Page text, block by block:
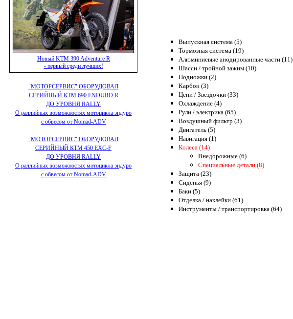
Новый KTM 390 Adventure R
- первый среди лучших!
"МОТОРСЕРВИС" ОБОРУДОВАЛ
СЕРИЙНЫЙ КТМ 690 ENDURO R
ДО УРОВНЯ RALLY
О раллийных возможностях мотоцикла эндуро
с обвесом от Nomad-ADV
"МОТОРСЕРВИС" ОБОРУДОВАЛ
СЕРИЙНЫЙ КТМ 450 EXC-F
ДО УРОВНЯ RALLY
О раллийных возможностях мотоцикла эндуро
с обвесом от Nomad-ADV
Выпускная система (5)
Тормозная система (19)
Алюминиевые анодированные части (11)
Шасси / тройной зажим (10)
Подножки (2)
Карбон (3)
Цепи / Звездочки (33)
Охлаждение (4)
Рули / электрика (65)
Воздушный фильтр (3)
Двигатель (5)
Навигация (1)
Колеса (14)
Внедорожные (6)
Специальные детали (8)
Защита (23)
Сиденья (9)
Баки (5)
Отделка / наклейки (61)
Инструменты / транспортировка (64)